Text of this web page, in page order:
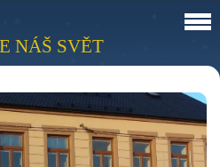
NÁŠ SVĚT